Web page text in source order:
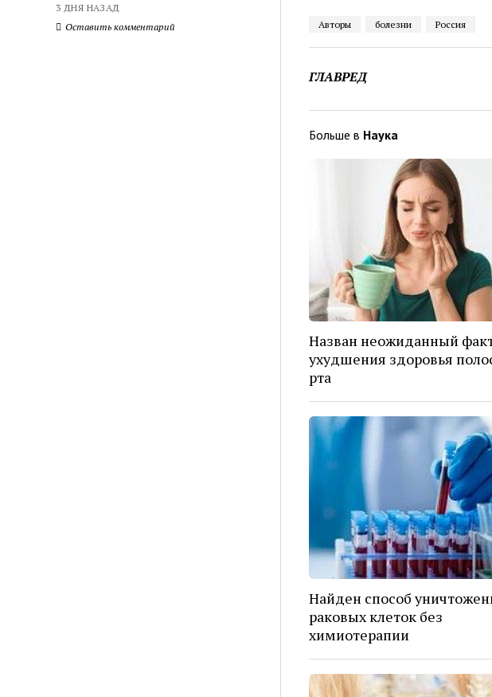
3 ДНЯ НАЗАД
Оставить комментарий
Авторы болезни Россия
ГЛАВРЕД
Больше в Наука
Назван неожиданный
ухудшения здоровья
рта
Найден способ
раковых клеток без
химиотерапии